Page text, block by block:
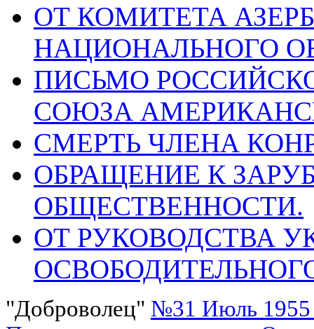
ОТ КОМИТЕТА
НАЦИОНАЛЬНОГО
ПИСЬМО
СОЮЗА
СМЕРТЬ ЧЛЕНА
ОБРАЩЕНИЕ К
ОБЩЕСТВЕННОСТИ.
ОТ РУКОВОДСТВА
"Доброволец" №31 Июль 1955